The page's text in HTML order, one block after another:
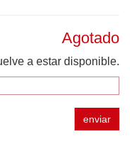
Agotado
a estar disponible.
enviar